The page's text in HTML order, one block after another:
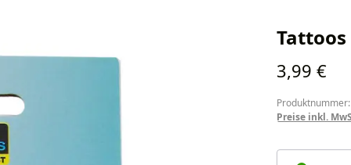
Regulärer
3,99 €
Preise inkl.